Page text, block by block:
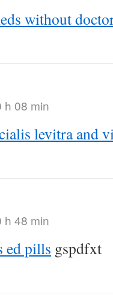
without
h 08 min
levitra and
h 48 min
ed pills gspdfxt